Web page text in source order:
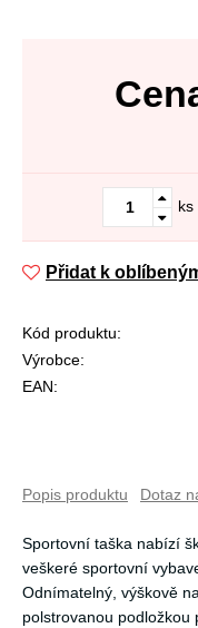
ks
Přidat k
Kód produktu:
Výrobce:
EAN:
Popis produktu Dotaz
Sportovní taška nabízí
veškeré sportovní
Odnímatelný, výškově
polstrovanou